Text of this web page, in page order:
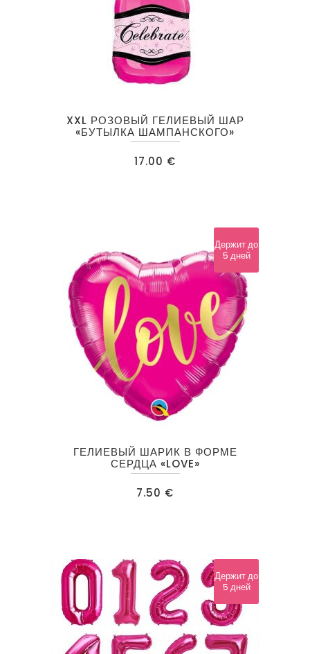
XXL РОЗОВЫЙ ГЕЛИЕВЫЙ ШАР
«БУТЫЛКА ШАМПАНСКОГО»
17.00 €
ГЕЛИЕВЫЙ ШАРИК В ФОРМЕ
СЕРДЦА «LOVE»
7.50 €
Держит до
5 дней
Держит до
5 дней